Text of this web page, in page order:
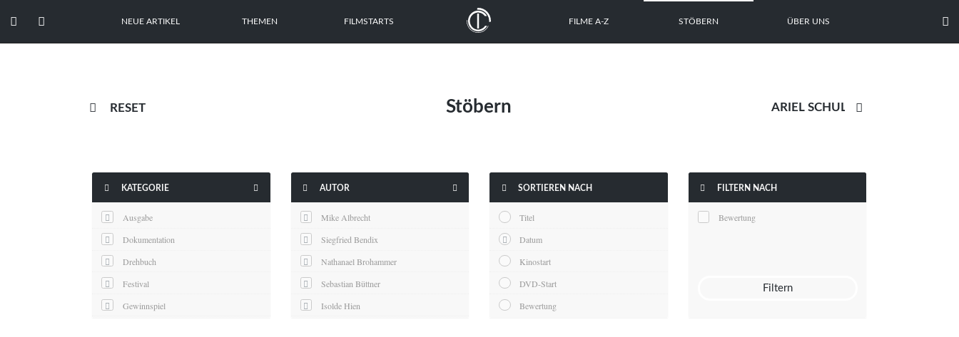
  NEUE ARTIKEL THEMEN FILMSTARTS FILME A-Z STÖBERN ÜBER UNS 
 RESET Stöbern 
 KATEGORIE 
Ausgabe
Dokumentation
Drehbuch
Festival
Gewinnspiel
 AUTOR 
Mike Albrecht
Siegfried Bendix
Nathanael Brohammer
Sebastian Büttner
Isolde Hien
 SORTIEREN NACH
Titel
Datum
Kinostart
DVD-Start
Bewertung
 FILTERN NACH
Bewertung
Filtern